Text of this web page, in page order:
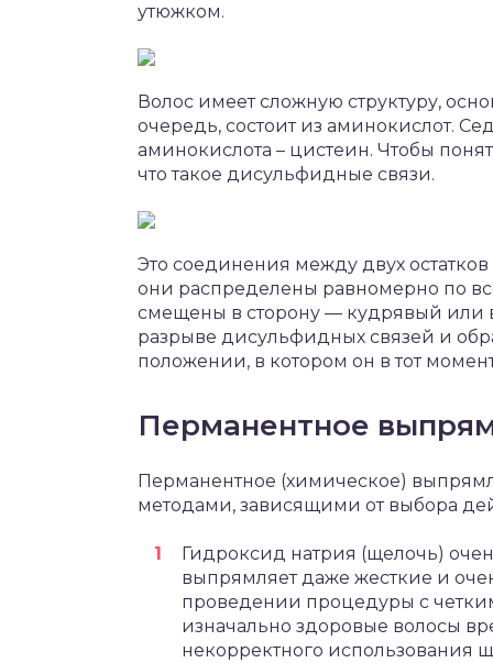
утюжком.
Волос имеет сложную структуру,
очередь, состоит из аминокислот.
аминокислота – цистеин. Чтобы
что такое дисульфидные связи.
Это соединения между двух
они распределены равномерно по
смещены в сторону — кудрявый или
разрыве дисульфидных связей и
положении, в котором он в тот
Перманентное
Перманентное (химическое)
методами, зависящими от выбора
Гидроксид натрия (щелочь)
выпрямляет даже жесткие и
проведении процедуры с
изначально здоровые волосы
некорректного использования